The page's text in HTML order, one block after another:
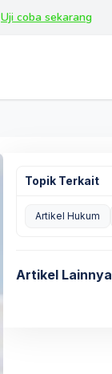
Uji coba sekarang
Topik Terkait
Artikel Hukum
Artikel Lainnya